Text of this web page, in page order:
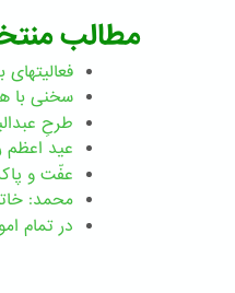
مطالب
سخنی با
طرحِ
عید اعظم
عفّت و
محمد:
در تمام